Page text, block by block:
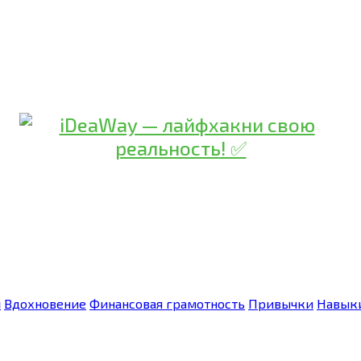
Вдохновение Финансовая грамотность Привычки